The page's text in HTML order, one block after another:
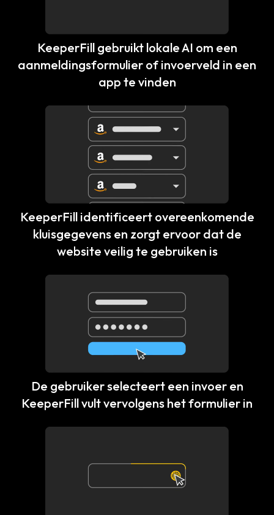
KeeperFill gebruikt lokale AI om een
aanmeldingsformulier of invoerveld in een
app te vinden
KeeperFill identificeert overeenkomende
kluisgegevens en zorgt ervoor dat de
website veilig te gebruiken is
De gebruiker selecteert een invoer en
KeeperFill vult vervolgens het formulier in